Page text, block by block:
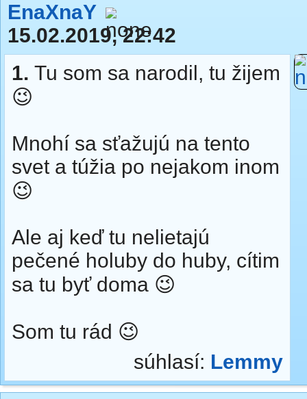
EnaXnaY
15.02.2019, 22:42
1. Tu som sa narodil, tu žijem
😉
Mnohí sa sťažujú na tento
svet a túžia po nejakom inom
😉
Ale aj keď tu nelietajú
pečené holuby do huby, cítim
sa tu byť doma 😉
Som tu rád 😉
súhlasí: Lemmy